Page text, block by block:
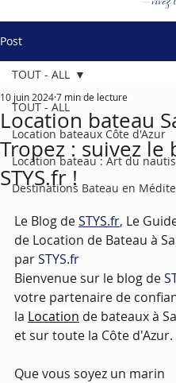
Post
TOUT - ALL
Location bateaux Côte d'Azur
Location bateau : Art du
Destinations Bateau en
TOUT - ALL
Location bateau
Tropez : suivez le
STYS.fr !
10 juin 20247 min de lecture
Le Blog de STYS.fr, Le
de Location de Bateau à
par STYS.fr
Bienvenue sur le blog de
votre partenaire de
la Location de bateaux à
et sur toute la Côte d'Azur.
Que vous soyez un marin